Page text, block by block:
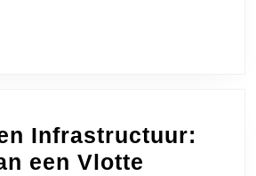
Infrastructuur:
een Vlotte